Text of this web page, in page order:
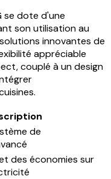
se dote d'une
son utilisation au
innovantes de
appréciable
couplé à un design
de
des économies sur